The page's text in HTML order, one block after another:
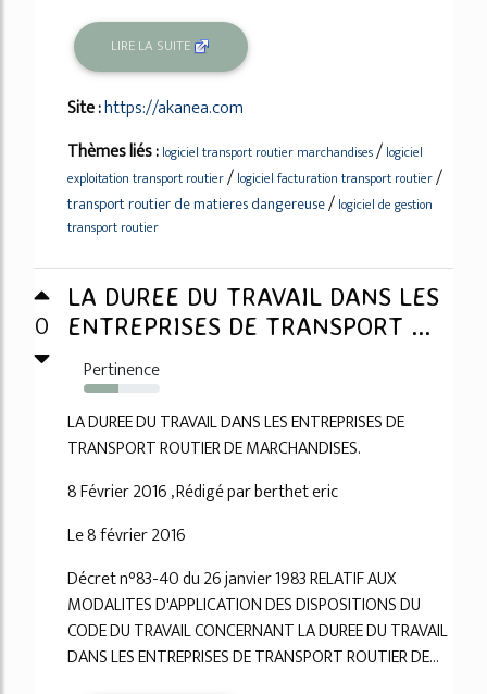
LIRE LA SUITE
Site :https://akanea.com
Thèmes liés : logiciel transport routier marchandises/ logiciel
exploitation transport routier/ logiciel facturation transport routier/
transport routier de matieres dangereuse/ logiciel de gestion
transport routier
0
LA DUREE DU TRAVAIL DANS LES
ENTREPRISES DE TRANSPORT ...
Pertinence
45%
LA DUREE DU TRAVAIL DANS LES ENTREPRISES DE
TRANSPORT ROUTIER DE MARCHANDISES.
8 Février 2016 , Rédigé par berthet eric
Le 8 février 2016
Décret n°83-40 du 26 janvier 1983 RELATIF AUX
MODALITES D'APPLICATION DES DISPOSITIONS DU
CODE DU TRAVAIL CONCERNANT LA DUREE DU TRAVAIL
DANS LES ENTREPRISES DE TRANSPORT ROUTIER DE...